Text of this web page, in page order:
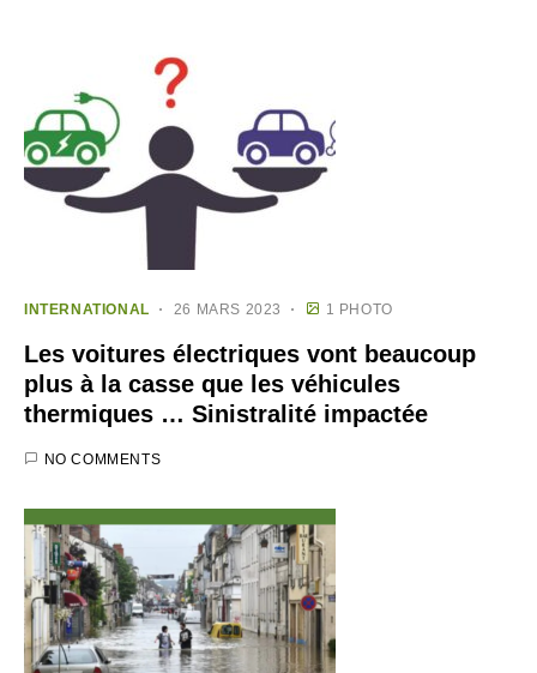
INTERNATIONAL 26 MARS 2023 1 PHOTO
Les voitures électriques vont beaucoup
plus à la casse que les véhicules
thermiques … Sinistralité impactée
NO COMMENTS